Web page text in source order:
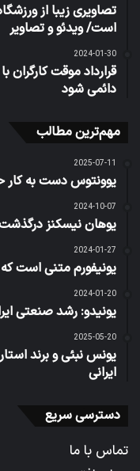
تصاویری زیبا از
است/ ویدئو و تصاویر
2024-01-30
دائمی شود
مهم‌ترین مطالب
2025-07-11
یوونتوس دست به
2024-10-07
یوهان نیسکنز
2024-01-27
یونیفورم متنی است
2024-01-20
یونیدو: رشد صنعتی ایران از 164 کشور
2025-05-20
یونس نبئی و برند
ایرانی
دسترسی سریع
تماس با ما